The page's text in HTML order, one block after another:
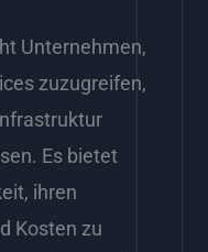
Unternehmen,
zuzugreifen,
Es bietet
ihren
Kosten zu